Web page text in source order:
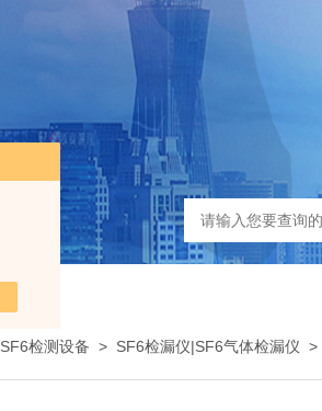
SF6检测设备 > SF6检漏仪|SF6气体检漏仪 >